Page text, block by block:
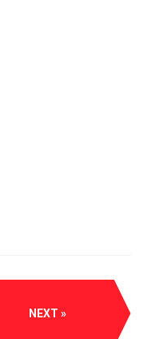
NEXT